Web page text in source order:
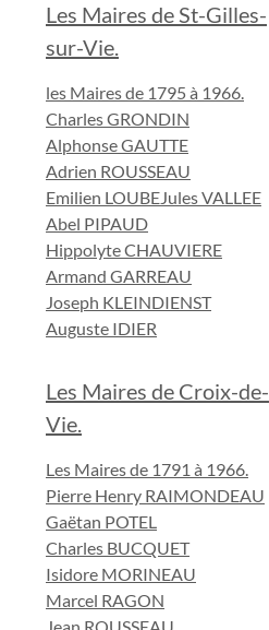
Les Maires de St-Gilles-
sur-Vie.
les Maires de 1795 à 1966.
Charles GRONDIN
Alphonse GAUTTE
Adrien ROUSSEAU
Emilien LOUBEJules VALLEE
Abel PIPAUD
Hippolyte CHAUVIERE
Armand GARREAU
Joseph KLEINDIENST
Auguste IDIER
Les Maires de Croix-de-
Vie.
Les Maires de 1791 à 1966.
Pierre Henry RAIMONDEAU
Gaëtan POTEL
Charles BUCQUET
Isidore MORINEAU
Marcel RAGON